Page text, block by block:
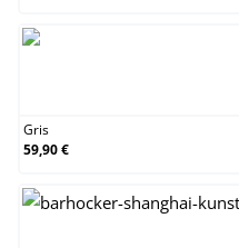
Gris
59,90 €